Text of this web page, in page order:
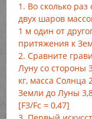
1. Во сколько
двух шаров
1 м один от
притяжения к
2. Сравните
Луну со стороны
кг, масса Солнца
Земли до Луны
[FЗ/Fc = 0,47]